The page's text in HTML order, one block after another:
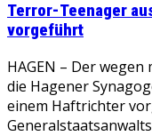
Terror-Teenager
vorgeführt
HAGEN – Der
die Hagener
einem Haftrichter